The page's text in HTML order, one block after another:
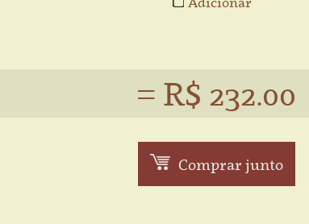
= R$ 232.00
Comprar junto